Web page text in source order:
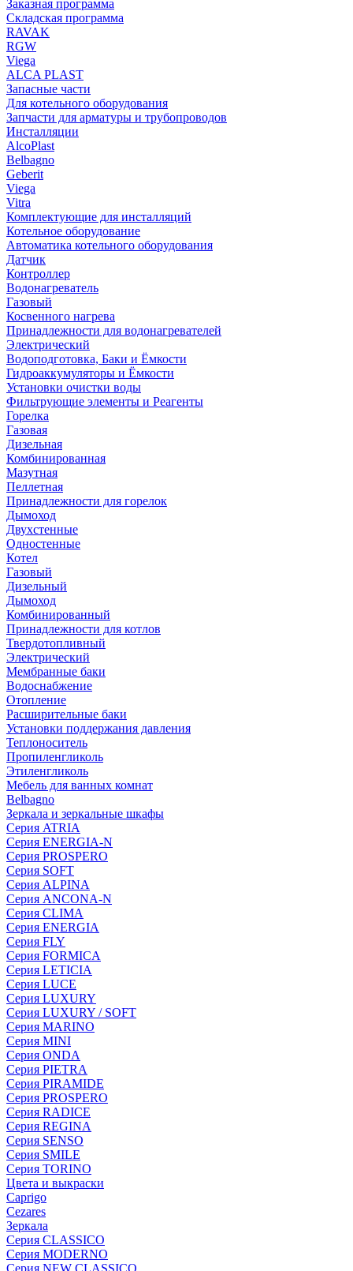
Заказная программа
Складская программа
RAVAK
RGW
Viega
АLCA PLAST
Запасные части
Для котельного оборудования
Запчасти для арматуры и трубопроводов
Инсталляции
AlcoPlast
Belbagno
Geberit
Viega
Vitra
Комплектующие для инсталляций
Котельное оборудование
Автоматика котельного оборудования
Датчик
Контроллер
Водонагреватель
Газовый
Косвенного нагрева
Принадлежности для водонагревателей
Электрический
Водоподготовка, Баки и Ёмкости
Гидроаккумуляторы и Ёмкости
Установки очистки воды
Фильтрующие элементы и Реагенты
Горелка
Газовая
Дизельная
Комбинированная
Мазутная
Пеллетная
Принадлежности для горелок
Дымоход
Двухстенные
Одностенные
Котел
Газовый
Дизельный
Дымоход
Комбинированный
Принадлежности для котлов
Твердотопливный
Электрический
Мембранные баки
Водоснабжение
Отопление
Расширительные баки
Установки поддержания давления
Теплоноситель
Пропиленгликоль
Этиленгликоль
Мебель для ванных комнат
Belbagno
Зеркала и зеркальные шкафы
Серия ATRIA
Серия ENERGIA-N
Серия PROSPERO
Серия SOFT
Серия ALPINA
Серия ANCONA-N
Серия CLIMA
Серия ENERGIA
Серия FLY
Серия FORMICA
Серия LETICIA
Серия LUCE
Серия LUXURY
Серия LUXURY / SOFT
Серия MARINO
Серия MINI
Серия ONDA
Серия PIETRA
Серия PIRAMIDE
Серия PROSPERO
Серия RADICE
Серия REGINA
Серия SENSO
Серия SMILE
Серия TORINO
Цвета и выкраски
Caprigo
Cezares
Зеркала
Серия CLASSICO
Серия MODERNO
Серия NEW CLASSICO